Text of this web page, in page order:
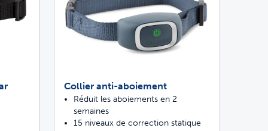
Collier anti-aboiement
Réduit les aboiements en 2
semaines
15 niveaux de correction statique